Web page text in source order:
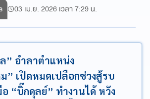
03 เม.ย. 2026 เวลา 7:29 น.
อำลาตำแหน่ง
” เปิดหมดเปลือกช่วงสู้รบ
“บิ๊กดุลย์” ทำงานได้ หวัง